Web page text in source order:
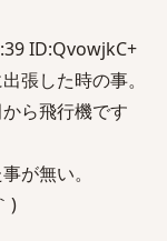
ID:QvowjkC+
張した時の事。
ら飛行機です
が無い。
)